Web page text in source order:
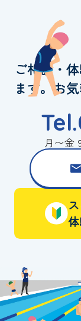
ご相談・
ます。お
月〜金